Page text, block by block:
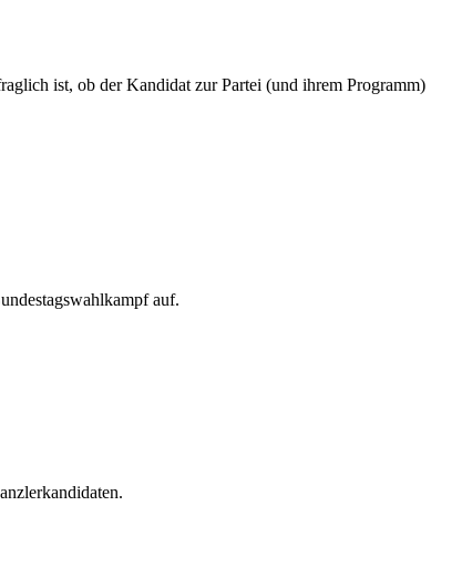
ist, ob der Kandidat zur Partei (und ihrem Programm)
auf.